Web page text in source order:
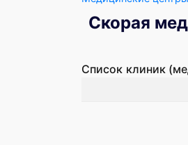
Скорая
Список клиник